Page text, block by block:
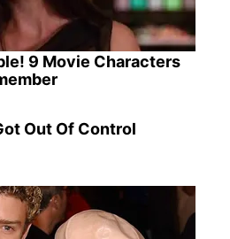
9 Movie Characters
Out Of Control